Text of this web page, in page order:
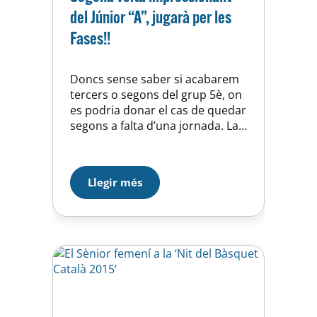
del Júnior “A”, jugarà per les
Fases!!
Doncs sense saber si acabarem
tercers o segons del grup 5è, on
es podria donar el cas de quedar
segons a falta d’una jornada. La
seguides que ens donen pas a
uns play–off entre tercers, el dia
25 i si guanyem, el…
Llegir més